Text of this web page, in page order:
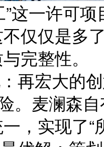
”这一许可
仅仅是多
完整性。
再宏大的
。麦澜森
，实现了“